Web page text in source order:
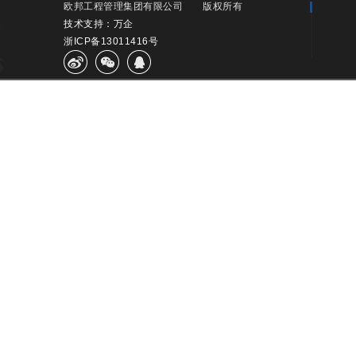
欧邦工程管理集团有限公司
版权所有
技术支持：万企
浙ICP备13011416号